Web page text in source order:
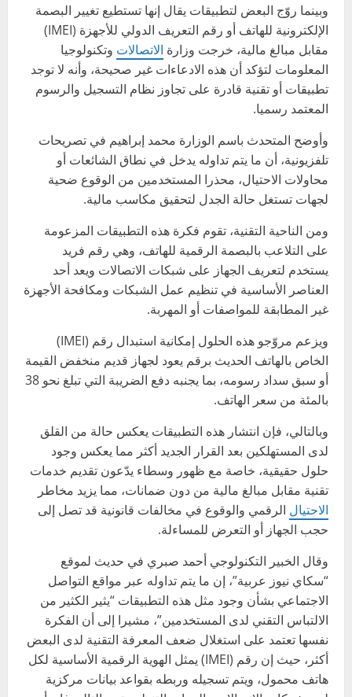
وبينما روّج البعض لتطبيقات يقال إنها تستطيع تغيير البصمة
الإلكترونية للهاتف أو رقم التعريف الدولي للأجهزة (IMEI)
مقابل مبالغ مالية، خرجت وزارة الاتصالات وتكنولوجيا
المعلومات لتؤكد أن هذه الادعاءات غير صحيحة، وأنه لا توجد
تطبيقات أو تقنية قادرة على تجاوز نظام التسجيل والرسوم
المعتمد رسميا.
وأوضح المتحدث باسم الوزارة محمد إبراهيم في تصريحات
تلفزيونية، أن ما يتم تداوله يدخل في نطاق الشائعات أو
محاولات الاحتيال، محذرا المستخدمين من الوقوع ضحية
لجهات تستغل حالة الجدل لتحقيق مكاسب مالية.
ومن الناحية التقنية، تقوم فكرة هذه التطبيقات المزعومة
على التلاعب بالبصمة الرقمية للهاتف، وهي رقم فريد
يستخدم لتعريف الجهاز على شبكات الاتصالات ويعد أحد
العناصر الأساسية في تنظيم عمل الشبكات ومكافحة الأجهزة
غير المطابقة للمواصفات أو المهربة.
ويزعم مروّجو هذه الحلول إمكانية استبدال رقم (IMEI)
الخاص بالهاتف الحديث برقم يعود لجهاز قديم منخفض القيمة
أو سبق سداد رسومه، بما يجنبه دفع الضريبة التي تبلغ نحو 38
بالمئة من سعر الهاتف.
وبالتالي، فإن انتشار هذه التطبيقات يعكس حالة من القلق
لدى المستهلكين بعد القرار الجديد أكثر مما يعكس وجود
حلول حقيقية، خاصة مع ظهور وسطاء يدّعون تقديم خدمات
تقنية مقابل مبالغ مالية من دون ضمانات، مما يزيد مخاطر
الاحتيال الرقمي والوقوع في مخالفات قانونية قد تصل إلى
حجب الجهاز أو التعرض للمساءلة.
وقال الخبير التكنولوجي أحمد صبري في حديث لموقع
“سكاي نيوز عربية”، إن ما يتم تداوله عبر مواقع التواصل
الاجتماعي بشأن وجود مثل هذه التطبيقات “يثير الكثير من
الالتباس التقني لدى المستخدمين”، مشيرا إلى أن الفكرة
نفسها تعتمد على استغلال ضعف المعرفة التقنية لدى البعض
أكثر، حيث إن رقم (IMEI) يمثل الهوية الرقمية الأساسية لكل
هاتف محمول، ويتم تسجيله وربطه بقواعد بيانات مركزية